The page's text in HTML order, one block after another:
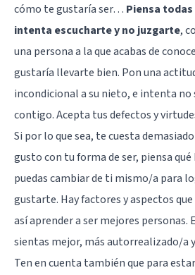
cómo te gustaría ser… Piensa
intenta escucharte y no juzgarte,
una persona a la que acabas de
gustaría llevarte bien. Pon una
incondicional a su nieto, e intenta no
contigo. Acepta tus defectos y
Si por lo que sea, te cuesta
gusto con tu forma de ser, piensa qué
puedas cambiar de ti mismo/a para
gustarte. Hay factores y aspectos
así aprender a ser mejores personas.
sientas mejor, más autorrealizado/a
Ten en cuenta también que para